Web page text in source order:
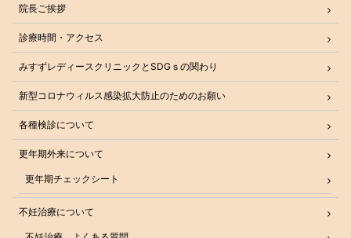
院長ご挨拶
診療時間・アクセス
みすずレディースクリニックとSDGｓの関わり
新型コロナウィルス感染拡大防止のためのお願い
各種検診について
更年期外来について
更年期チェックシート
不妊治療について